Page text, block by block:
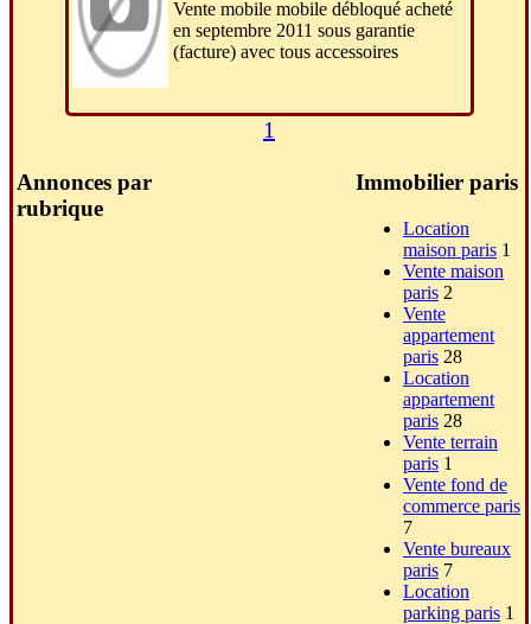
Vente mobile mobile débloqué acheté
en septembre 2011 sous garantie
(facture) avec tous accessoires
1
Annonces par
rubrique
Immobilier paris
Location
maison paris 1
Vente maison
paris 2
Vente
appartement
paris 28
Location
appartement
paris 28
Vente terrain
paris 1
Vente fond de
commerce paris
7
Vente bureaux
paris 7
Location
parking paris 1